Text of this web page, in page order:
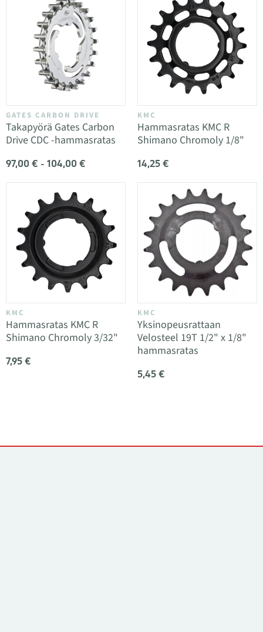
GATES CARBON DRIVE
Takapyörä Gates Carbon
Drive CDC -hammasratas
97,00 € - 104,00 €
KMC
Hammasratas KMC R
Shimano Chromoly 1/8"
14,25 €
KMC
Hammasratas KMC R
Shimano Chromoly 3/32"
7,95 €
KMC
Yksinopeusrattaan
Velosteel 19T 1/2" x 1/8"
hammasratas
5,45 €